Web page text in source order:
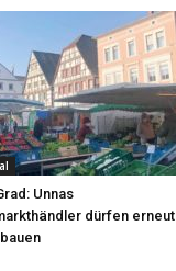
Unnas
dürfen erneut